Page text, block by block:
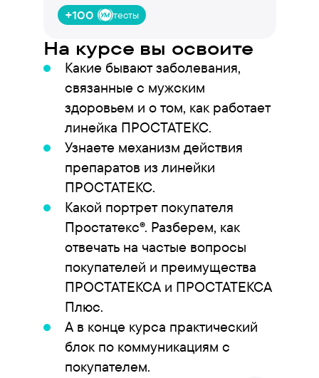
+100
тесты
На курсе вы освоите
Какие бывают заболевания,
связанные с мужским
здоровьем и о том, как работает
линейка ПРОСТАТЕКС.
Узнаете механизм действия
препаратов из линейки
ПРОСТАТЕКС.
Какой портрет покупателя
Простатекс®. Разберем, как
отвечать на частые вопросы
покупателей и преимущества
ПРОСТАТЕКСА и ПРОСТАТЕКСА
Плюс.
А в конце курса практический
блок по коммуникациям с
покупателем.